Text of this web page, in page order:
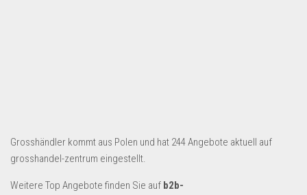
Amazon
Grosshändler kommt aus Polen und hat 244 Angebote aktuell auf
grosshandel-zentrum eingestellt.
Weitere Top Angebote finden Sie auf b2b-